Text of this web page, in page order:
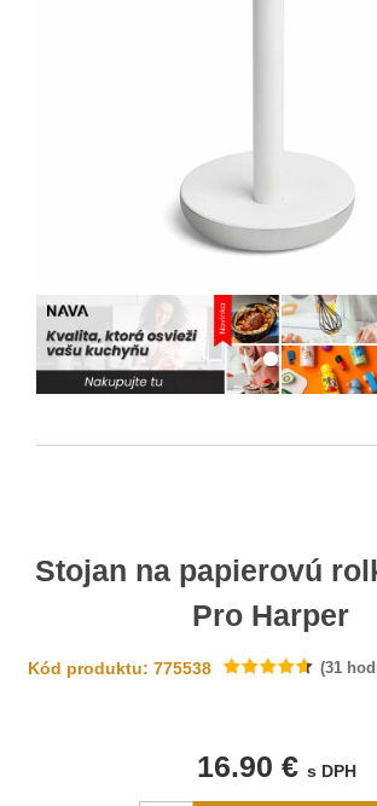
Stojan na papierovú
Pro Harper
Kód produktu: 775538 (31
16.90 € s DPH